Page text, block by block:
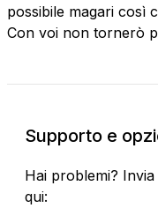
possibile magari così
Con voi non tornerò
Supporto e
Hai problemi?
qui: